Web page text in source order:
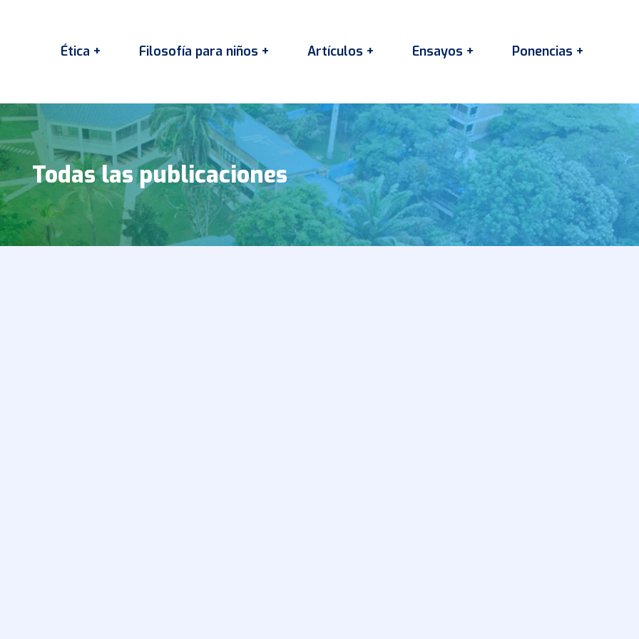
Ética + Filosofía para niños + Artículos + Ensayos + Ponencias +
Todas las publicaciones